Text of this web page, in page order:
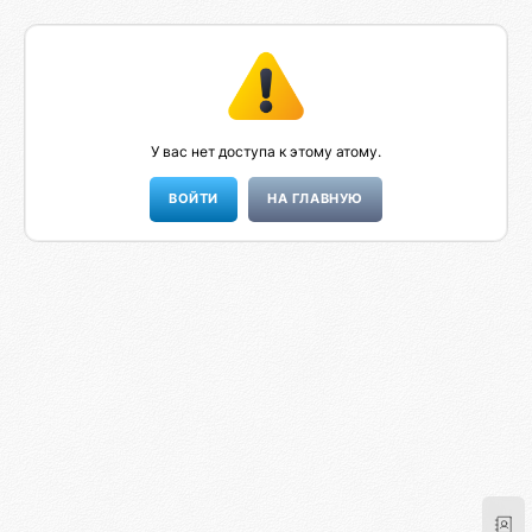
У вас нет доступа к этому атому.
НА ГЛАВНУЮ